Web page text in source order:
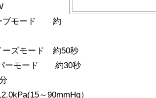
ブモード 約
ド 約50秒
ド 約30秒
～90mmHg）